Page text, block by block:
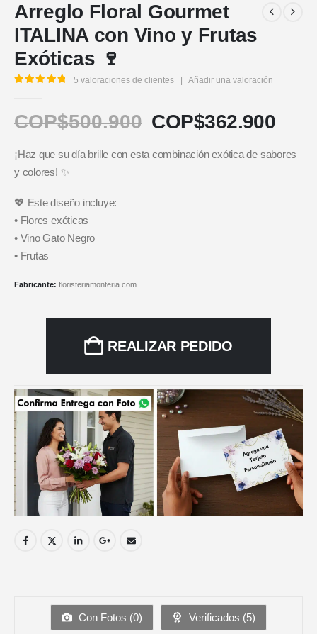
Arreglo Floral Gourmet
ITALINA con Vino y Frutas
Exóticas 🍷
5 valoraciones de clientes Añadir una valoración
COP$500.900 COP$362.900
¡Haz que su día brille con esta combinación exótica de sabores
y colores! ✨
💖 Este diseño incluye:
• Flores exóticas
• Vino Gato Negro
• Frutas
Fabricante: floristeriamonteria.com
REALIZAR PEDIDO
Con Fotos (0) Verificados (5)